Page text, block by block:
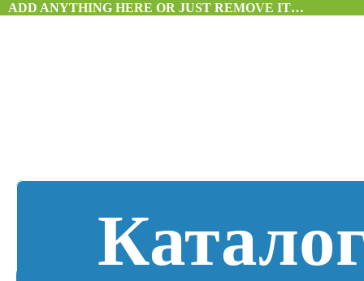
ADD ANYTHING HERE OR JUST REMOVE IT…